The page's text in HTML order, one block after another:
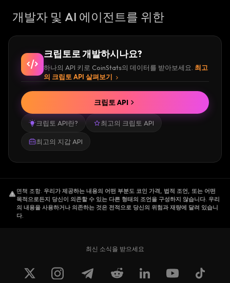
개발자 및 AI 에이전트를 위한
크립토로 개발하시나요?
하나의 API 키로 CoinStats의 데이터를 받아보세요. 최고
의 크립토 API 살펴보기
크립토 API란? 최고의 크립토 API
최고의 지갑 API
크립토 API
면책 조항. 우리가 제공하는 내용의 어떤 부분도 코인 가격, 법적 조언, 또는 어떤
목적으로든지 당신이 의존할 수 있는 다른 형태의 조언을 구성하지 않습니다. 우리
의 내용을 사용하거나 의존하는 것은 전적으로 당신의 위험과 재량에 달려 있습니
다.
최신 소식을 받으세요